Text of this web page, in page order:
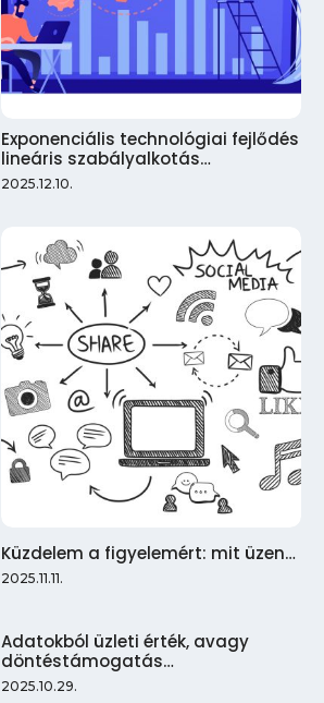
Exponenciális technológiai fejlődés
lineáris szabályalkotás…
2025.12.10.
Küzdelem a figyelemért: mit üzen…
2025.11.11.
Adatokból üzleti érték, avagy
döntéstámogatás…
2025.10.29.